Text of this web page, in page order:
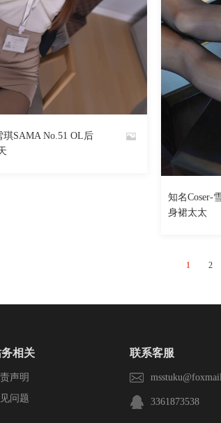
1765 阅读 0 回复
琪SAMA No.51 OL后
By
知名Coser-
身裙太太
1 2
相关
声明
问题
联系客服
3361873538